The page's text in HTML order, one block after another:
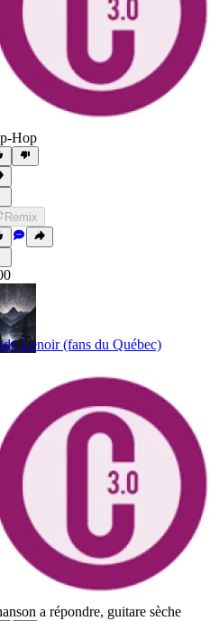
Hop
Remix
Lenoir (fans du Québec)
a répondre, guitare sèche